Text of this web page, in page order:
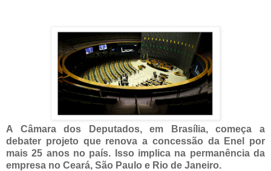
A Câmara dos Deputados, em Brasília, começa a
debater projeto que renova a concessão da Enel por
mais 25 anos no país. Isso implica na permanência da
empresa no Ceará, São Paulo e Rio de Janeiro.